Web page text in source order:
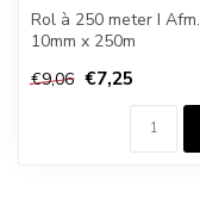
Rol à 250 meter I Afm.
10mm x 250m
€9,06 €7,25